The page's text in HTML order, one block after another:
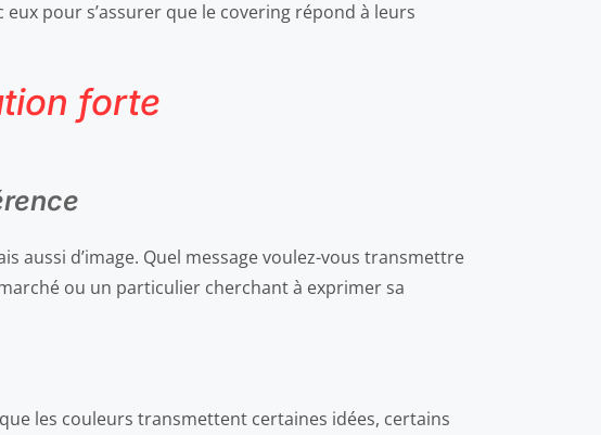
pour s’assurer que le covering répond à leurs
forte
aussi d’image. Quel message voulez-vous transmettre
ou un particulier cherchant à exprimer sa
les couleurs transmettent certaines idées, certains